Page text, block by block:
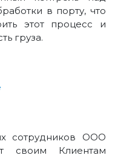
в порту, что
этот процесс и
груза.
сотрудников ООО
своим Клиентам